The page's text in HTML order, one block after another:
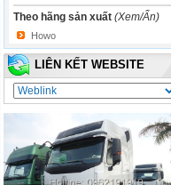
Theo hãng sản xuất (Xem/Ẩn)
Howo
LIÊN KẾT WEBSITE